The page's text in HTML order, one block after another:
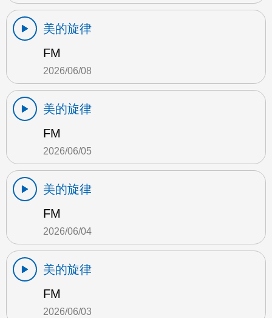
美的旋律
FM
2026/06/08
美的旋律
FM
2026/06/05
美的旋律
FM
2026/06/04
美的旋律
FM
2026/06/03